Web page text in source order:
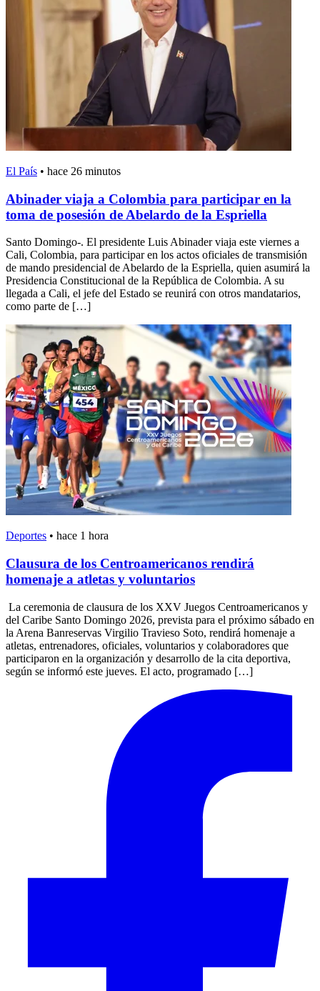
El País • hace 26 minutos
Abinader viaja a Colombia para participar en la
toma de posesión de Abelardo de la Espriella
Santo Domingo-. El presidente Luis Abinader viaja este viernes a
Cali, Colombia, para participar en los actos oficiales de transmisión
de mando presidencial de Abelardo de la Espriella, quien asumirá la
Presidencia Constitucional de la República de Colombia. A su
llegada a Cali, el jefe del Estado se reunirá con otros mandatarios,
como parte de […]
Deportes • hace 1 hora
Clausura de los Centroamericanos rendirá
homenaje a atletas y voluntarios
La ceremonia de clausura de los XXV Juegos Centroamericanos y
del Caribe Santo Domingo 2026, prevista para el próximo sábado en
la Arena Banreservas Virgilio Travieso Soto, rendirá homenaje a
atletas, entrenadores, oficiales, voluntarios y colaboradores que
participaron en la organización y desarrollo de la cita deportiva,
según se informó este jueves. El acto, programado […]